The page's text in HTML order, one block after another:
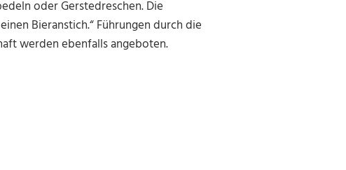
oder Gerstedreschen. Die
Bieranstich.“ Führungen durch die
werden ebenfalls angeboten.